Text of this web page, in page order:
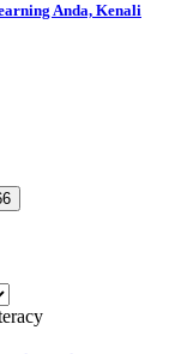
Anda, Kenali